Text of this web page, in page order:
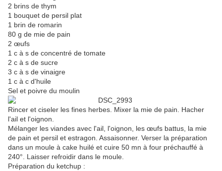
2 brins de thym
1 bouquet de persil plat
1 brin de romarin
80 g de mie de pain
2 œufs
1 c à s de concentré de tomate
2 c à s de sucre
3 c à s de vinaigre
1 c à c d'huile
Sel et poivre du moulin
Rincer et ciseler les fines herbes. Mixer la mie de pain. Hacher
l'ail et l'oignon.
Mélanger les viandes avec l'ail, l'oignon, les œufs battus, la mie
de pain et persil et estragon. Assaisonner. Verser la préparation
dans un moule à cake huilé et cuire 50 mn à four préchauffé à
240°. Laisser refroidir dans le moule.
Préparation du ketchup :